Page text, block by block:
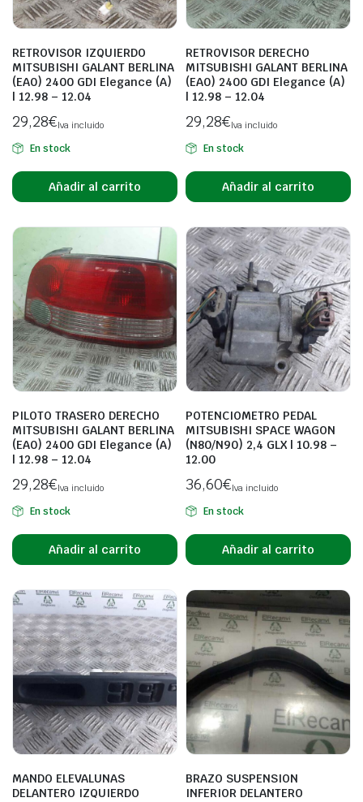
RETROVISOR IZQUIERDO
MITSUBISHI GALANT BERLINA
(EA0) 2400 GDI Elegance (A)
| 12.98 – 12.04
29,28€Iva incluido
En stock
Añadir al carrito
RETROVISOR DERECHO
MITSUBISHI GALANT BERLINA
(EA0) 2400 GDI Elegance (A)
| 12.98 – 12.04
29,28€Iva incluido
En stock
Añadir al carrito
PILOTO TRASERO DERECHO
MITSUBISHI GALANT BERLINA
(EA0) 2400 GDI Elegance (A)
| 12.98 – 12.04
29,28€Iva incluido
En stock
Añadir al carrito
POTENCIOMETRO PEDAL
MITSUBISHI SPACE WAGON
(N80/N90) 2,4 GLX | 10.98 –
12.00
36,60€Iva incluido
En stock
Añadir al carrito
MANDO ELEVALUNAS
DELANTERO IZQUIERDO
BRAZO SUSPENSION
INFERIOR DELANTERO